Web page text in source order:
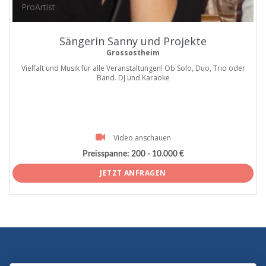
ProArtist
Sängerin Sanny und Projekte
Grossostheim
Vielfalt und Musik für alle Veranstaltungen! Ob Solo, Duo, Trio oder
Band. DJ und Karaoke
Video anschauen
Preisspanne: 200 - 10.000 €
JETZT ANFRAGEN